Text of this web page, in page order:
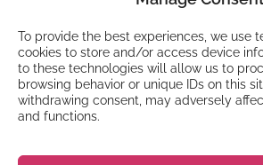
To provide the best experiences, we use
cookies to store and/or access device
to these technologies will allow us to
browsing behavior or unique IDs on this
withdrawing consent, may adversely
and functions.
Inscrever